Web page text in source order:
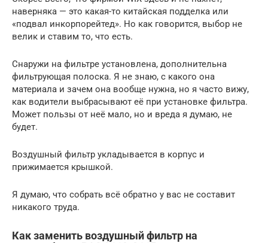
наверняка — это какая-то китайская подделка или
«подвал инкорпорейтед». Но как говорится, выбор не
велик и ставим то, что есть.
Снаружи на фильтре установлена, дополнительна
фильтрующая полоска. Я не знаю, с какого она
материала и зачем она вообще нужна, но я часто вижу,
как водители выбрасывают её при установке фильтра.
Может пользы от неё мало, но и вреда я думаю, не
будет.
Воздушный фильтр укладывается в корпус и
прижимается крышкой.
Я думаю, что собрать всё обратно у вас не составит
никакого труда.
Как заменить воздушный фильтр на